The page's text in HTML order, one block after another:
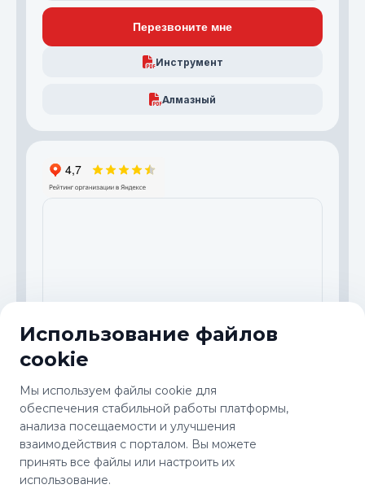
Использование файлов
cookie
Мы используем файлы cookie для
обеспечения стабильной работы платформы,
анализа посещаемости и улучшения
взаимодействия с порталом. Вы можете
принять все файлы или настроить их
использование.
Перезвоните мне
Инструмент
Алмазный
© 2000-2026 ООО "ТГ-ИНСТРУМЕНТ". Все права
Обработка данных
Пользовательское соглашение
Товар представлен на сайте TorgWin фотоматериалами,
фотообразцами, текстовыми, схематическими и